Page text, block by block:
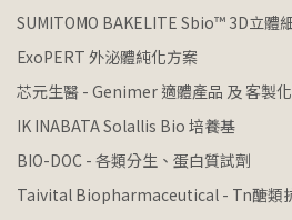
SUMITOMO BAKELITE Sbio™ 3D立體
ExoPERT 外泌體純化方案
芯元生醫 - Genimer 適體產品 及 客製
IK INABATA Solallis Bio 培養基
BIO-DOC - 各類分生、蛋白質試劑
Taivital Biopharmaceutical - Tn醣類